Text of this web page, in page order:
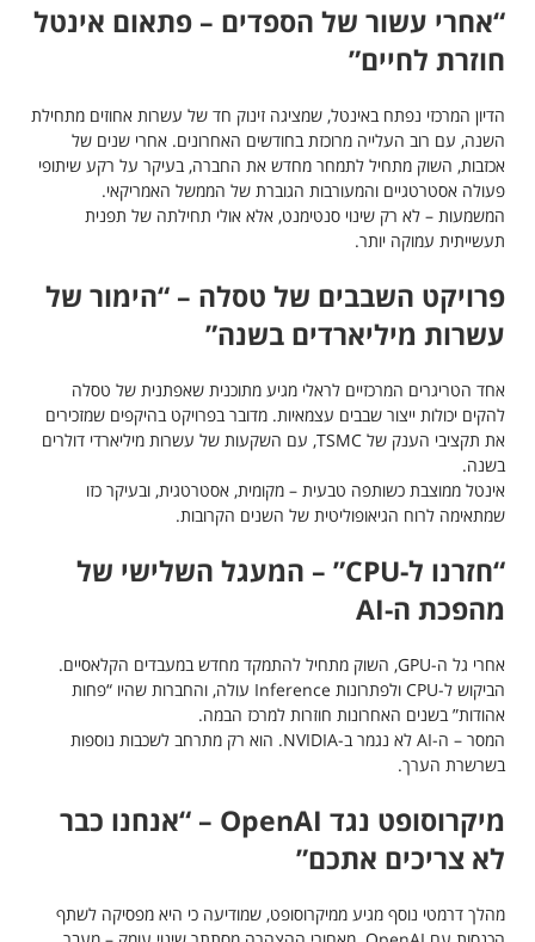
“אחרי עשור של הספדים – פתאום אינטל
חוזרת לחיים”
הדיון המרכזי נפתח באינטל, שמציגה זינוק חד של עשרות אחוזים מתחילת
השנה, עם רוב העלייה מרוכזת בחודשים האחרונים. אחרי שנים של
אכזבות, השוק מתחיל לתמחר מחדש את החברה, בעיקר על רקע שיתופי
פעולה אסטרטגיים והמעורבות הגוברת של הממשל האמריקאי.
המשמעות – לא רק שינוי סנטימנט, אלא אולי תחילתה של תפנית
תעשייתית עמוקה יותר.
פרויקט השבבים של טסלה – “הימור של
עשרות מיליארדים בשנה”
אחד הטריגרים המרכזיים לראלי מגיע מתוכנית שאפתנית של טסלה
להקים יכולות ייצור שבבים עצמאיות. מדובר בפרויקט בהיקפים שמזכירים
את תקציבי הענק של TSMC, עם השקעות של עשרות מיליארדי דולרים
בשנה.
אינטל ממוצבת כשותפה טבעית – מקומית, אסטרטגית, ובעיקר כזו
שמתאימה לרוח הגיאופוליטית של השנים הקרובות.
“חזרנו ל-CPU” – המעגל השלישי של
מהפכת ה-AI
אחרי גל ה-GPU, השוק מתחיל להתמקד מחדש במעבדים הקלאסיים.
הביקוש ל-CPU ולפתרונות Inference עולה, והחברות שהיו “פחות
אהודות” בשנים האחרונות חוזרות למרכז הבמה.
המסר – ה-AI לא נגמר ב-NVIDIA. הוא רק מתרחב לשכבות נוספות
בשרשרת הערך.
מיקרוסופט נגד OpenAI – “אנחנו כבר
לא צריכים אתכם”
מהלך דרמטי נוסף מגיע ממיקרוסופט, שמודיעה כי היא מפסיקה לשתף